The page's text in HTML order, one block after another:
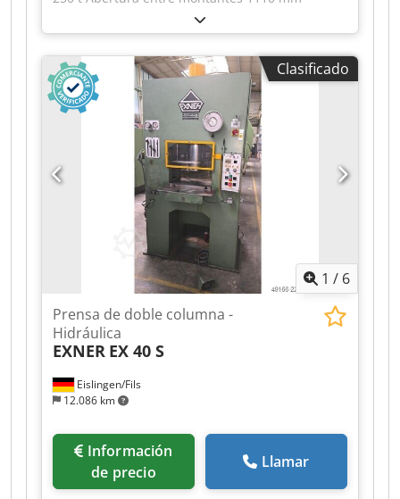
Carrera 250 mm Distancia mesa/émbolo,
máxima carrera arriba, ajuste arriba 500 mm
Superficie de la mesa 1100 x 900 mm Altura de
la mesa sobre el suelo 950 mm Paso lateral del
bastidor 690 mm Superficie del émbolo 1100 x
900 mm Capacidad de aceite 730 l Potencia
motriz 56,0 kW Dimensiones (AnxFxAl) 2,3 x 1,55
x 3,96 m Chsdpfx Aozrpthsqqoa Con
accionamiento oleohidráulico, control
dependiente de presión/tiempo y recorrido,
amortiguación de golpe de corte, tope de
profundidad No se requiere foso de cimentación
Clasificado
1 / 6
Eislingen/Fils
12.086 km
Prensa de doble columna -
Hidráulica
EXNER EX 40 S
de precio
Llamar